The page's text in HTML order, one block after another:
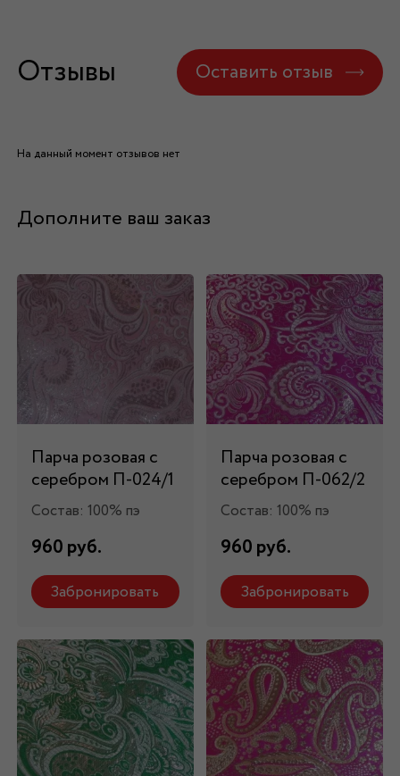
Отзывы Оставить отзыв
На данный момент отзывов нет
Дополните ваш заказ
Парча розовая с
серебром П-024/1
Состав: 100% пэ
960 руб.
Забронировать
Парча розовая с
серебром П-062/2
Состав: 100% пэ
960 руб.
Забронировать